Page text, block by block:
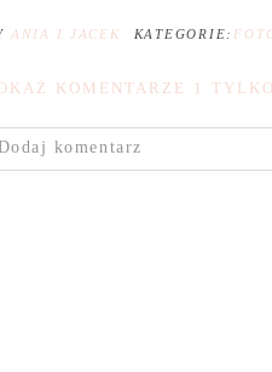
ANIA I JACEK KATEGORIE:
KOMENTARZE 1
komentarz